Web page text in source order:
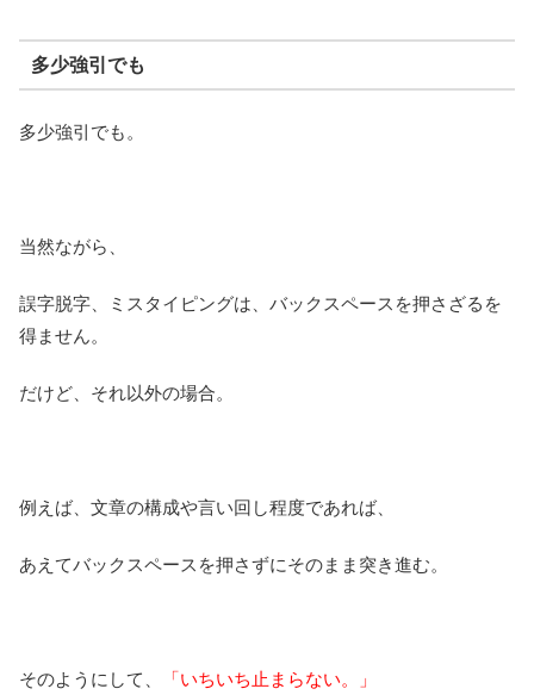
多少強引でも
多少強引でも。
当然ながら、
誤字脱字、ミスタイピングは、バックスペースを押さざるを
得ません。
だけど、それ以外の場合。
例えば、文章の構成や言い回し程度であれば、
あえてバックスペースを押さずにそのまま突き進む。
そのようにして、 「いちいち止まらない。」